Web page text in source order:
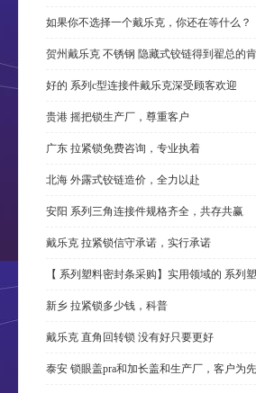
如果你不选择一个戴乐克，你还在等什么？
贺州戴乐克 不锈钢 隐藏式铰链得到翟总的
好的 系列c型连接件戴乐克深受顾客欢迎
贵港 摇把锁生产厂，尊重客户
广东 拉紧锁免费咨询，专业执着
北海 外露式铰链造价，全力以赴
安阳 系列三角连接件规格齐全，共存共赢
戴乐克 拉紧锁信守承诺，实行承诺
【 系列塑料密封条采购】实用领域的 系列
新乡 拉紧锁多少钱，科普
戴乐克 直角回转锁 没有好只要更好
泰安 锁眼盖pra和加长盖和生产厂，客户为先